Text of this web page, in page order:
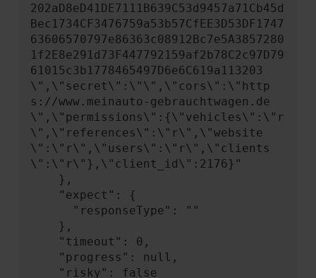
202aD8eD41DE7111B639C53d9457a71Cb45d
Bec1734CF3476759a53b57CfEE3D53DF1747
63606570797e86363c08912Bc7e5A3857280
1f2E8e291d73F447792159af2b78C2c97D79
61015c3b1778465497D6e6C619a113203
\",\"secret\":\"\",\"cors\":\"http
s://www.meinauto-gebrauchtwagen.de
\",\"permissions\":{\"vehicles\":\"r
\",\"references\":\"r\",\"website
\":\"r\",\"users\":\"r\",\"clients
\":\"r\"},\"client_id\":2176}"